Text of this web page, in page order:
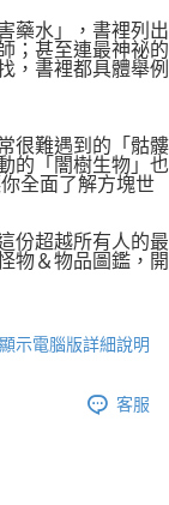
藥水」，書裡列出
；甚至連最神祕的
，書裡都具體舉例
很難遇到的「骷髏
的「闇樹生物」也
全面了解方塊世
份超越所有人的最
物＆物品圖鑑，開
顯示電腦版詳細說明
客服